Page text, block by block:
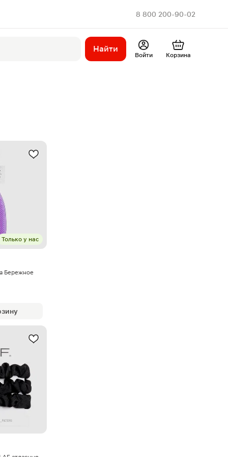
8 800 200-90-02
Найти
Войти Корзина
Только у нас
Бережное